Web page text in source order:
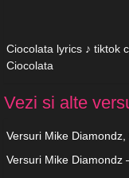
Ciocolata lyrics ♪ tiktok
Ciocolata
Vezi si alte
Versuri Mike
Versuri Mike Diamondz